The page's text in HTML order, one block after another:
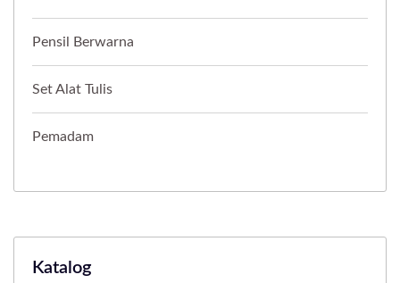
Pensil Berwarna
Set Alat Tulis
Pemadam
Katalog